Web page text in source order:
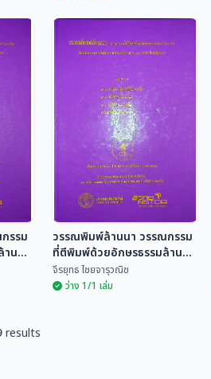
วรรณพิมพ์ล้านนา
วรรณกรรมที่ตีพิมพ์ด้วย
อักษรธรรมล้านนา 60
จีรยุทธ ไชยจารุวณิช
รรม
นนา
วรรณพิมพ์ล้านนา วรรณกรรม
ที่ตีพิมพ์ด้วยอักษรธรรมล้านนา
60 เล่ม
จีรยุทธ ไชยจารุวณิช
ว่าง 1/1 เล่ม
results